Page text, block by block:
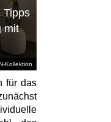
Kollektion
Tipps
mit
für das